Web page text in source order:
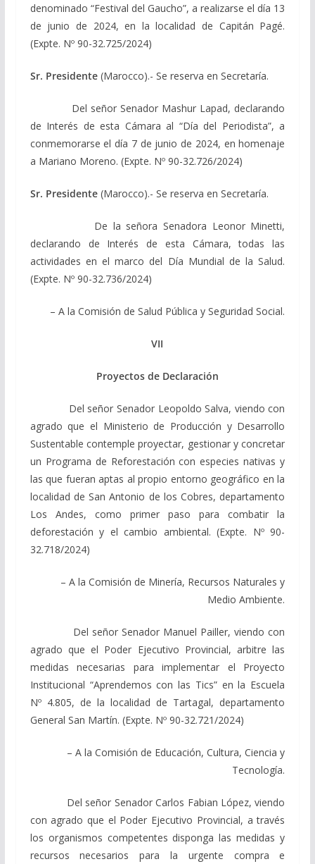
denominado “Festival del Gaucho”, a realizarse el día 13
de junio de 2024, en la localidad de Capitán Pagé.
(Expte. Nº 90-32.725/2024)
Sr. Presidente (Marocco).- Se reserva en Secretaría.
Del señor Senador Mashur Lapad, declarando
de Interés de esta Cámara al “Día del Periodista”, a
conmemorarse el día 7 de junio de 2024, en homenaje
a Mariano Moreno. (Expte. Nº 90-32.726/2024)
Sr. Presidente (Marocco).- Se reserva en Secretaría.
De la señora Senadora Leonor Minetti,
declarando de Interés de esta Cámara, todas las
actividades en el marco del Día Mundial de la Salud.
(Expte. Nº 90-32.736/2024)
– A la Comisión de Salud Pública y Seguridad Social.
VII
Proyectos de Declaración
Del señor Senador Leopoldo Salva, viendo con
agrado que el Ministerio de Producción y Desarrollo
Sustentable contemple proyectar, gestionar y concretar
un Programa de Reforestación con especies nativas y
las que fueran aptas al propio entorno geográfico en la
localidad de San Antonio de los Cobres, departamento
Los Andes, como primer paso para combatir la
deforestación y el cambio ambiental. (Expte. Nº 90-
32.718/2024)
– A la Comisión de Minería, Recursos Naturales y
Medio Ambiente.
Del señor Senador Manuel Pailler, viendo con
agrado que el Poder Ejecutivo Provincial, arbitre las
medidas necesarias para implementar el Proyecto
Institucional “Aprendemos con las Tics” en la Escuela
Nº 4.805, de la localidad de Tartagal, departamento
General San Martín. (Expte. Nº 90-32.721/2024)
– A la Comisión de Educación, Cultura, Ciencia y
Tecnología.
Del señor Senador Carlos Fabian López, viendo
con agrado que el Poder Ejecutivo Provincial, a través
los organismos competentes disponga las medidas y
recursos necesarios para la urgente compra e